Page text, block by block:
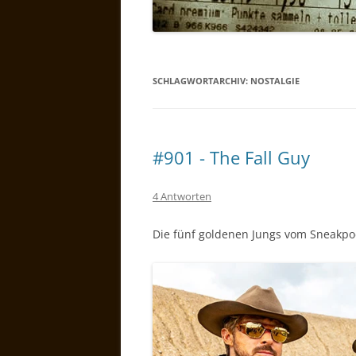
SCHLAGWORTARCHIV: NOSTALGIE
#901 - The Fall Guy
4 Antworten
Die fünf goldenen Jungs vom